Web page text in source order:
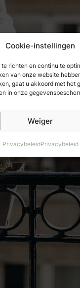
Cookie-instellingen
richten en continu te
van onze website
gaat u akkoord met het
in onze
Weiger
PrivacybeleidPrivacybeleid